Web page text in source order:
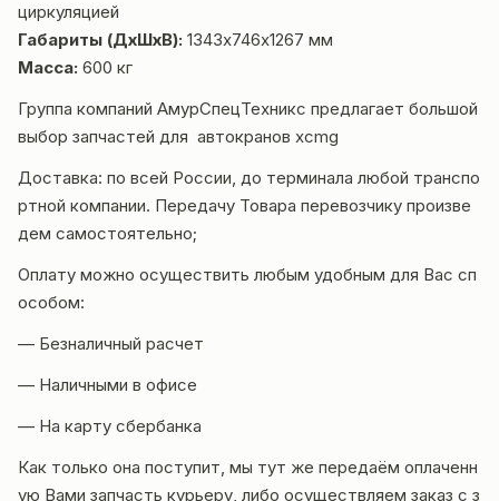
циркуляцией
Габариты (ДхШхВ): 1343х746х1267 мм
Масса: 600 кг
Группа компаний АмурСпецТехникс предлагает большой
выбор запчастей для автокранов xcmg
Доставка: по всей России, до терминала любой транспо
ртной компании. Передачу Товара перевозчику произве
дем самостоятельно;
Оплату можно осуществить любым удобным для Вас сп
особом:
— Безналичный расчет
— Наличными в офисе
— На карту сбербанка
Как только она поступит, мы тут же передаём оплаченн
ую Вами запчасть курьеру, либо осуществляем заказ с з